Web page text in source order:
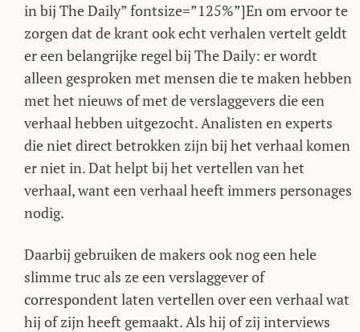
in bij The Daily” fontsize=”125%”]En om ervoor te
zorgen dat de krant ook echt verhalen vertelt geldt
er een belangrijke regel bij The Daily: er wordt
alleen gesproken met mensen die te maken hebben
met het nieuws of met de verslaggevers die een
verhaal hebben uitgezocht. Analisten en experts
die niet direct betrokken zijn bij het verhaal komen
er niet in. Dat helpt bij het vertellen van het
verhaal, want een verhaal heeft immers personages
nodig.
Daarbij gebruiken de makers ook nog een hele
slimme truc als ze een verslaggever of
correspondent laten vertellen over een verhaal wat
hij of zijn heeft gemaakt. Als hij of zij interviews